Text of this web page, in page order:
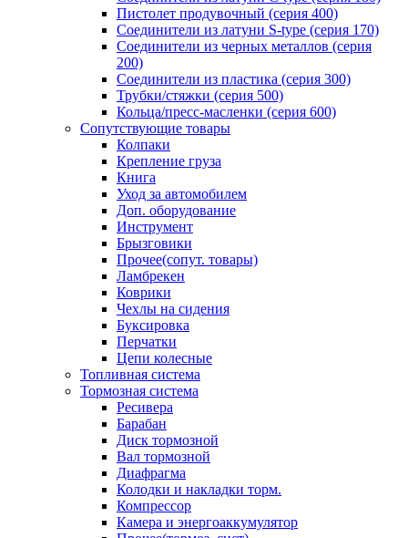
Пистолет продувочный (серия 400)
Соединители из латуни S-type (серия 170)
Соединители из черных металлов (серия
200)
Соединители из пластика (серия 300)
Трубки/стяжки (серия 500)
Кольца/пресс-масленки (серия 600)
Сопутствующие товары
Колпаки
Крепление груза
Книга
Уход за автомобилем
Доп. оборудование
Инструмент
Брызговики
Прочее(сопут. товары)
Ламбрекен
Коврики
Чехлы на сидения
Буксировка
Перчатки
Цепи колесные
Топливная система
Тормозная система
Ресивера
Барабан
Диск тормозной
Вал тормозной
Диафрагма
Колодки и накладки торм.
Компрессор
Камера и энергоаккумулятор